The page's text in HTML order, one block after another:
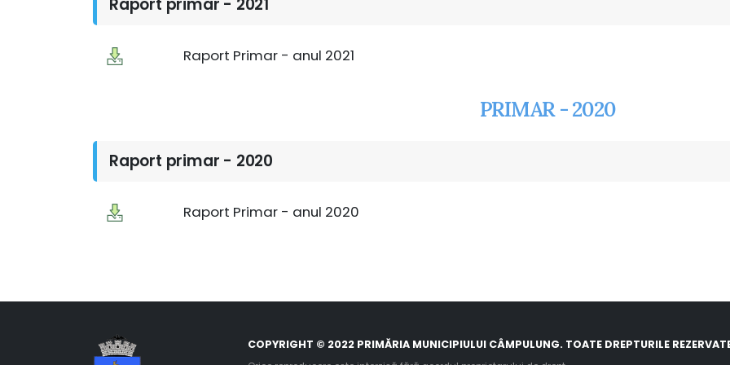
Raport primar - 2021
Raport Primar - anul 2021
PRIMAR - 2020
Raport primar - 2020
Raport Primar - anul 2020
COPYRIGHT © 2022 PRIMĂRIA MUNICIPIULUI CÂMPULUNG. TOATE DREPTURILE